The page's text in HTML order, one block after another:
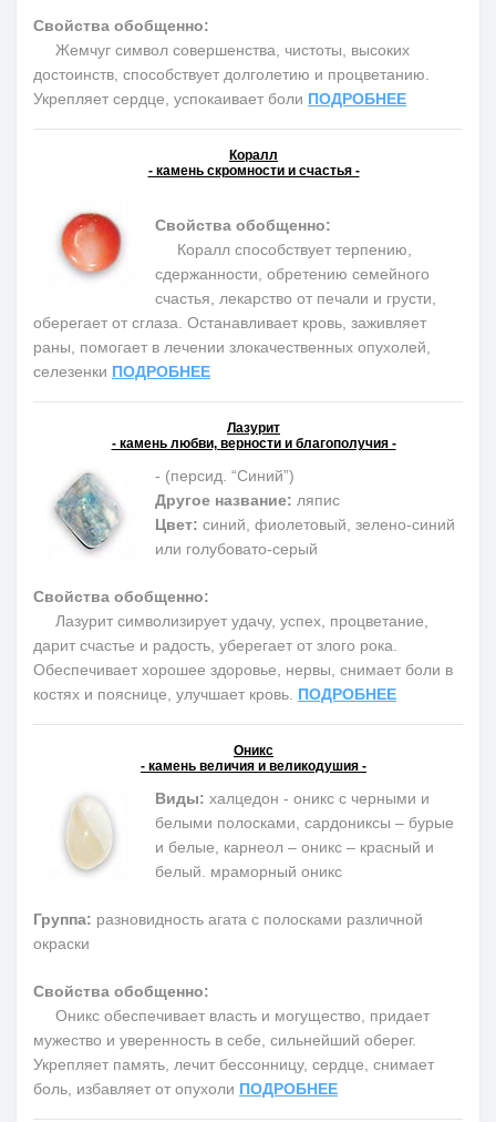
Свойства обобщенно:
Жемчуг символ совершенства, чистоты, высоких
достоинств, способствует долголетию и процветанию.
Укрепляет сердце, успокаивает боли ПОДРОБНЕЕ
Коралл
- камень скромности и счастья -
Свойства обобщенно:
Коралл способствует терпению,
сдержанности, обретению семейного
счастья, лекарство от печали и грусти,
оберегает от сглаза. Останавливает кровь, заживляет
раны, помогает в лечении злокачественных опухолей,
селезенки ПОДРОБНЕЕ
Лазурит
- камень любви, верности и благополучия -
- (персид. “Синий”)
Другое название: ляпис
Цвет: синий, фиолетовый, зелено-синий
или голубовато-серый
Свойства обобщенно:
Лазурит символизирует удачу, успех, процветание,
дарит счастье и радость, уберегает от злого рока.
Обеспечивает хорошее здоровье, нервы, снимает боли в
костях и пояснице, улучшает кровь. ПОДРОБНЕЕ
Оникс
- камень величия и великодушия -
Виды: халцедон - оникс с черными и
белыми полосками, сардониксы – бурые
и белые, карнеол – оникс – красный и
белый. мраморный оникс
Группа: разновидность агата с полосками различной
окраски
Свойства обобщенно:
Оникс обеспечивает власть и могущество, придает
мужество и уверенность в себе, сильнейший оберег.
Укрепляет память, лечит бессонницу, сердце, снимает
боль, избавляет от опухоли ПОДРОБНЕЕ